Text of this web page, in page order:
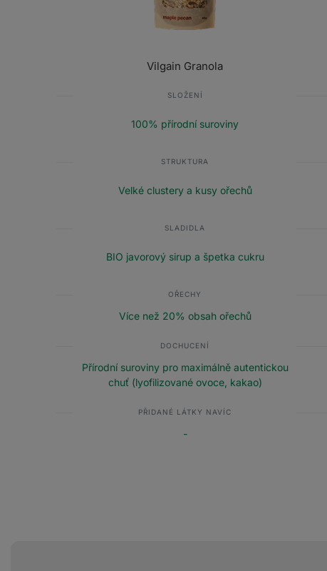
Vilgain Granola
SLOŽENÍ
100% přírodní suroviny
STRUKTURA
Velké clustery a kusy ořechů
SLADIDLA
BIO javorový sirup a špetka cukru
OŘECHY
Více než 20% obsah ořechů
DOCHUCENÍ
Přírodní suroviny pro maximálně autentickou
chuť (lyofilizované ovoce, kakao)
PŘIDANÉ LÁTKY NAVÍC
-